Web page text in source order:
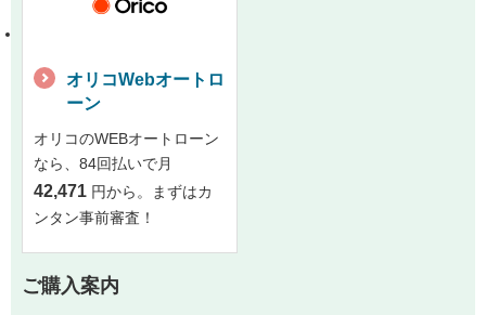
オリコWebオートロ
ーン
オリコのWEBオートローン
なら、84回払いで月
42,471 円から。まずはカ
ンタン事前審査！
ご購入案内